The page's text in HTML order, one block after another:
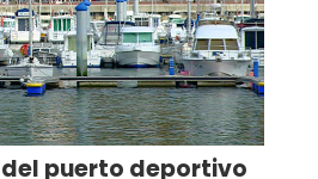
puerto deportivo